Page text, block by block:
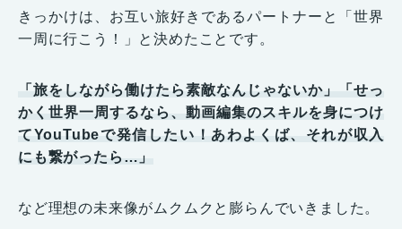
きっかけは、お互い旅好きであるパートナーと「世界
一周に行こう！」と決めたことです。
「旅をしながら働けたら素敵なんじゃないか」「せっ
かく世界一周するなら、動画編集のスキルを身につけ
てYouTubeで発信したい！あわよくば、それが収入
にも繋がったら…」
など理想の未来像がムクムクと膨らんでいきました。